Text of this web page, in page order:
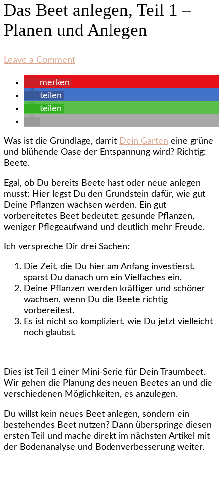
Das Beet anlegen, Teil 1 –
Planen und Anlegen
Leave a Commenton
Teil
1
–
Planen
und
merken
teilen
teilen
Was ist die Grundlage, damit Dein Garten eine grüne
und blühende Oase der Entspannung wird? Richtig:
Beete.
Egal, ob Du bereits Beete hast oder neue anlegen
musst: Hier legst Du den Grundstein dafür, wie gut
Deine Pflanzen wachsen werden. Ein gut
vorbereitetes Beet bedeutet: gesunde Pflanzen,
weniger Pflegeaufwand und deutlich mehr Freude.
Ich verspreche Dir drei Sachen:
Die Zeit, die Du hier am Anfang investierst,
sparst Du danach um ein Vielfaches ein.
Deine Pflanzen werden kräftiger und schöner
wachsen, wenn Du die Beete richtig
vorbereitest.
Es ist nicht so kompliziert, wie Du jetzt vielleicht
noch glaubst.
Dies ist Teil 1 einer Mini-Serie für Dein Traumbeet.
Wir gehen die Planung des neuen Beetes an und die
verschiedenen Möglichkeiten, es anzulegen.
Du willst kein neues Beet anlegen, sondern ein
bestehendes Beet nutzen? Dann überspringe diesen
ersten Teil und mache direkt im nächsten Artikel mit
der Bodenanalyse und Bodenverbesserung weiter.